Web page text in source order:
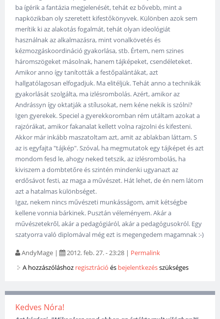
ba ígérik a fantázia megjelenését, tehát ez bővebb, mint a
napközikban oly szeretett kifestőkönyvek. Különben azok sem
merítik ki az alakotás fogalmát, tehát olyan ideológiát
használnak az alkalmazásra, mint vonalkövetés és
kézmozgáskoordináció gyakorlása, stb. Értem, nem szines
háromszögeket másolnak, hanem tájképeket, csendéleteket.
Amikor anno így tanították a festőpalántákat, azt
hallgatólagosan elfogadjuk. Ma elitéljük. Tehát anno a technikák
gyakorlását szolgálta, ma izlésrombolás. Azért, amikor az
Andrássyn így oktatják a stílusokat, nem kéne nekik is szólni?
Igen gyerekek. Speciel a gyerekkoromban rém utáltam azokat a
rajzórákat, amikor fakanalat kellett volna rajzolni és kifesteni.
Akkor már inkább maszatoltam azt, amit az ablakban láttam. S
az is egyfajta "tájkép". Szóval, ha megmutatok egy tájképet és azt
mondom fesd le, ahogy neked tetszik, az izlésrombolás, ha
kiviszem a dombtetőre és szintén mindenki ugyanazt az
erdősávot festi, az maga a művészet. Hát lehet, de én nem látom
azt a hatalmas különbséget.
Igaz, nekem nincs művészeti munkásságom, amit kétségbe
kellene vonnia bárkinek. Pusztán véleményem. Akár a
művészetekről, akár a pedagógiáról, akár a pedagógusokról. Egy
szatyorra való diplomával még ezt is megengedem magamnak :-)
AndyMage | 2012. feb. 27. - 23:28 | Permalink
A hozzászóláshoz regisztráció és bejelentkezésszükséges
Kedves Nóra!